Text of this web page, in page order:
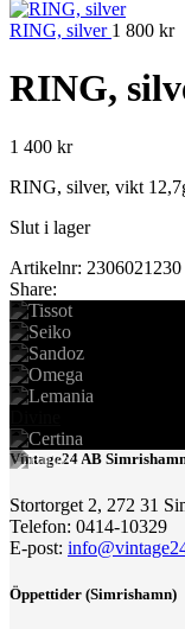
RING, silver 1 800 kr
RING,
1 400 kr
RING, silver, vikt
Slut i lager
Artikelnr: 2306021230
Share:
Vintage24 AB
Stortorget 2, 272 31
Telefon: 0414-10329
E-post:
Öppettider (Simrishamn)